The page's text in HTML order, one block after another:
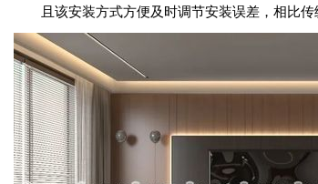
且该安装方式方便及时调节安装误差，相比传